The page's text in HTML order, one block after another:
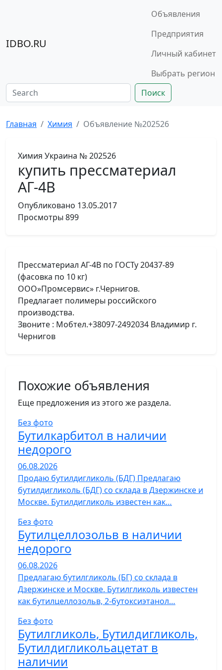
IDBO.RU
Объявления
Предприятия
Личный кабинет
Выбрать регион
Поиск
Главная Химия Объявление №202526
Химия Украина № 202526
купить прессматериал
АГ-4В
Опубликовано 13.05.2017
Просмотры 899
Прессматериал АГ-4В по ГОСТу 20437-89
(фасовка по 10 кг)
ООО»Промсервис» г.Чернигов.
Предлагает полимеры российского
производства.
Звоните : Мобтел.+38097-2492034 Владимир г.
Чернигов
Похожие объявления
Еще предложения из этого же раздела.
Без фото
Бутилкарбитол в наличии
недорого
06.08.2026
Продаю бутилдигликоль (БДГ) Предлагаю
бутилдигликоль (БДГ) со склада в Дзержинске и
Москве. Бутилдигликоль известен как…
Без фото
Бутилцеллозольв в наличии
недорого
06.08.2026
Предлагаю бутилгликоль (БГ) со склада в
Дзержинске и Москве. Бутилгликоль известен
как бутилцеллозольв, 2-бутоксиэтанол…
Без фото
Бутилгликоль, Бутилдигликоль,
Бутилдигликольацетат в
наличии